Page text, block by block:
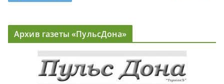
Архив газеты «ПульсДона»